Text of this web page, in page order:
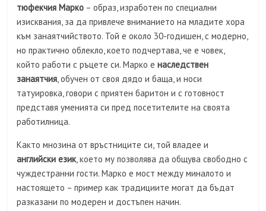
тюфекчия Марко – образ, изработен по специални
изисквания, за да привлече вниманието на младите хора
към занаятчийството. Той е около 30-годишен, с модерно,
но практично облекло, което подчертава, че е човек,
който работи с ръцете си. Марко енаследствен
занаятчия, обучен от своя дядо и баща, и носи
татуировка, говори с приятен баритон и с готовност
представя уменията си пред посетителите на своята
работилница.
Както мнозина от връстниците си, той владее и
английски език, което му позволява да общува свободно с
чуждестранни гости. Марко е мост между миналото и
настоящето – пример как традициите могат да бъдат
разказани по модерен и достъпен начин.